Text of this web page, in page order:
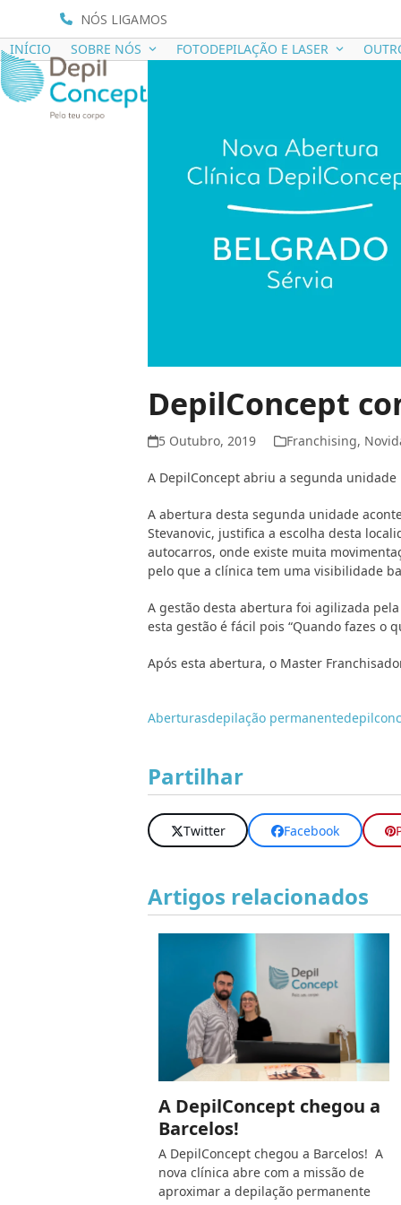
NÓS LIGAMOS
INÍCIO
SOBRE NÓS FOTODEPILAÇÃO E LASER
DepilConcept
5 Outubro, 2019 Franchising,
A DepilConcept abriu a segunda
A abertura desta segunda unidade
Stevanovic, justifica a escolha desta
autocarros, onde existe muita
pelo que a clínica tem uma visibilidade
A gestão desta abertura foi agilizada
esta gestão é fácil pois “Quando fazes o
Após esta abertura, o Master
Aberturasdepilação permanente
Partilhar
Twitter Facebook
Artigos relacionados
A DepilConcept chegou a
Barcelos!
A DepilConcept chegou a Barcelos! A
nova clínica abre com a missão de
aproximar a depilação permanente